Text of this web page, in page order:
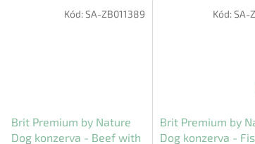
Brit Premium by Nature
Dog konzerva - Beef with
Kód:SA-ZB011389
Brit Premium by
Dog konzerva -
Kód:SA-